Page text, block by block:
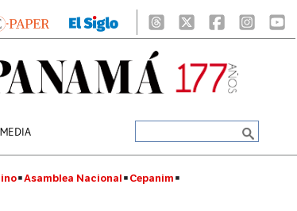
Asamblea Nacional Cepanim